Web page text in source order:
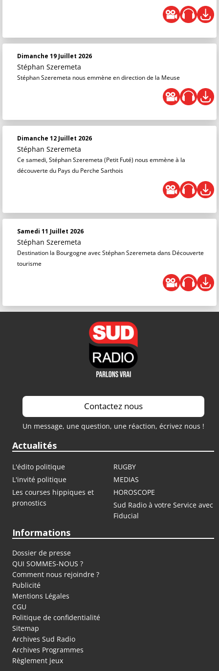
Dimanche 19 Juillet 2026
Stéphan Szeremeta
Stéphan Szeremeta nous emmène en direction de la Meuse
Dimanche 12 Juillet 2026
Stéphan Szeremeta
Ce samedi, Stéphan Szeremeta (Petit Futé) nous emmène à la
découverte du Pays du Perche Sarthois
Samedi 11 Juillet 2026
Stéphan Szeremeta
Destination la Bourgogne avec Stéphan Szeremeta dans Découverte
tourisme
Contactez nous
Un message, une question, une réaction, écrivez nous !
Actualités
L'édito politique
RUGBY
L'invité politique
MEDIAS
Les courses hippiques et
pronostics
HOROSCOPE
Sud Radio à votre Service avec
Fiducial
Informations
Dossier de presse
QUI SOMMES-NOUS ?
Comment nous rejoindre ?
Publicité
Mentions Légales
CGU
Politique de confidentialité
Sitemap
Archives Sud Radio
Archives Programmes
Règlement jeux